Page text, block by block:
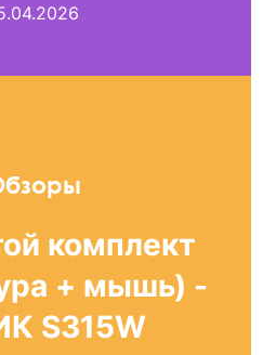
комплект
+ мышь) -
S315W